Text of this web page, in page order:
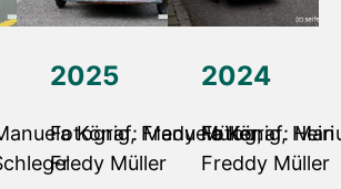
König, Fredy Müller,
2025
Fotograf: Manuela König, Heiri
Fredy Müller
2024
Fotograf:
Freddy Müller